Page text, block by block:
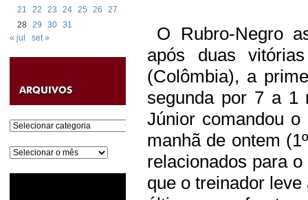
21
22 23 24 25 26
27
28 29 30 31
« jul
set »
Categorias
Arquivos
O Rubro-Negro
após duas
(Colômbia), a
segunda por 7 a 1
Júnior comandou
manhã de ontem
relacionados para
que o treinador